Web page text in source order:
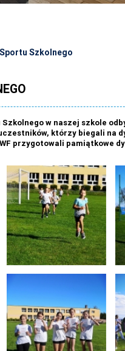
Szkolnego
w naszej szkole
którzy biegali na
przygotowali pamiątkowe